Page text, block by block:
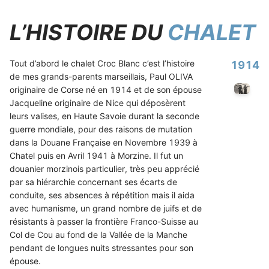
L’HISTOIRE DU CHALET
Tout d’abord le chalet Croc Blanc c’est l’histoire
de mes grands-parents marseillais, Paul OLIVA
originaire de Corse né en 1914 et de son épouse
Jacqueline originaire de Nice qui déposèrent
leurs valises, en Haute Savoie durant la seconde
guerre mondiale, pour des raisons de mutation
dans la Douane Française en Novembre 1939 à
Chatel puis en Avril 1941 à Morzine. Il fut un
douanier morzinois particulier, très peu apprécié
par sa hiérarchie concernant ses écarts de
conduite, ses absences à répétition mais il aida
avec humanisme, un grand nombre de juifs et de
résistants à passer la frontière Franco-Suisse au
Col de Cou au fond de la Vallée de la Manche
pendant de longues nuits stressantes pour son
épouse.
1914